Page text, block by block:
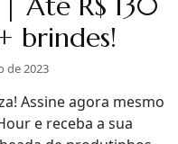
brindes!
de 2023
Assine agora mesmo
e receba a sua